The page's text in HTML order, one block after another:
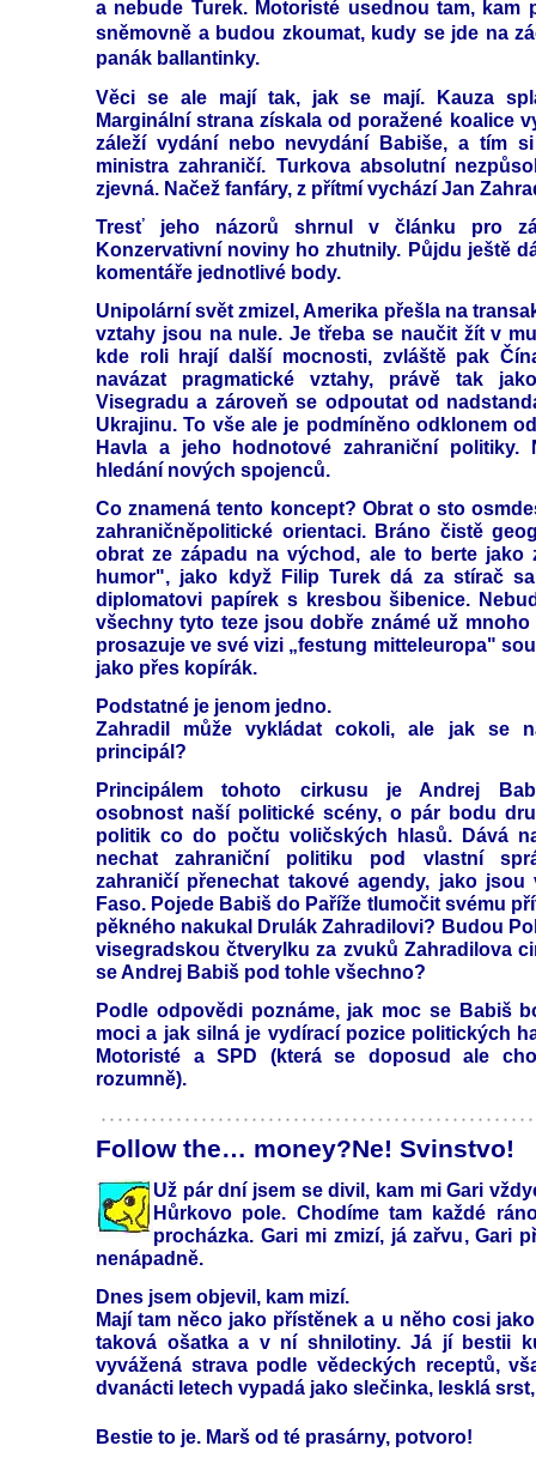
a nebude Turek. Motoristé usednou tam, kam
sněmovně a budou zkoumat, kudy se jde na
panák ballantinky.
Věci se ale mají tak, jak se mají. Kauza
Marginální strana získala od poražené koalice
záleží vydání nebo nevydání Babiše, a tím
ministra zahraničí. Turkova absolutní
zjevná. Načež fanfáry, z přítmí vychází Jan
Tresť jeho názorů shrnul v článku pro
Konzervativní noviny ho zhutnily. Půjdu ještě
komentáře jednotlivé body.
Unipolární svět zmizel, Amerika přešla na
vztahy jsou na nule. Je třeba se naučit žít v
kde roli hrají další mocnosti, zvláště pak
navázat pragmatické vztahy, právě tak
Visegradu a zároveň se odpoutat od
Ukrajinu. To vše ale je podmíněno odklonem
Havla a jeho hodnotové zahraniční politiky.
hledání nových spojenců.
Co znamená tento koncept? Obrat o sto
zahraničněpolitické orientaci. Bráno čistě
obrat ze západu na východ, ale to berte jako
humor", jako když Filip Turek dá za stírač
diplomatovi papírek s kresbou šibenice.
všechny tyto teze jsou dobře známé už mnoho
prosazuje ve své vizi „festung mitteleuropa"
jako přes kopírák.
Podstatné je jenom jedno.
Zahradil může vykládat cokoli, ale jak se
principál?
Principálem tohoto cirkusu je Andrej
osobnost naší politické scény, o pár bodu
politik co do počtu voličských hlasů. Dává
nechat zahraniční politiku pod vlastní
zahraničí přenechat takové agendy, jako
Faso. Pojede Babiš do Paříže tlumočit svému
pěkného nakukal Drulák Zahradilovi? Budou
visegradskou čtverylku za zvuků Zahradilova
se Andrej Babiš pod tohle všechno?
Podle odpovědi poznáme, jak moc se Babiš
moci a jak silná je vydírací pozice politických
Motoristé a SPD (která se doposud ale
rozumně).
Follow the… money?Ne! Svinstvo!
Už pár dní jsem se divil, kam mi Gari
Hůrkovo pole. Chodíme tam každé
procházka. Gari mi zmizí, já zařvu, Gari
nenápadně.
Dnes jsem objevil, kam mizí.
Mají tam něco jako přístěnek a u něho cosi
taková ošatka a v ní shnilotiny. Já jí bestii
vyvážená strava podle vědeckých receptů,
dvanácti letech vypadá jako slečinka, lesklá
Bestie to je. Marš od té prasárny, potvoro!